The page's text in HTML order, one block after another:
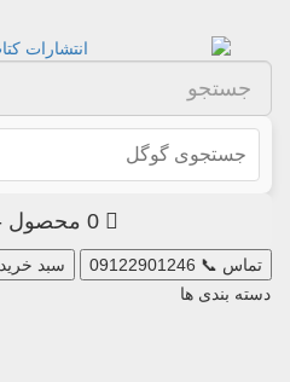
0 محصول - 0 تومان
تماس 📞
09122901246 سبد خرید
دسته بندی ها